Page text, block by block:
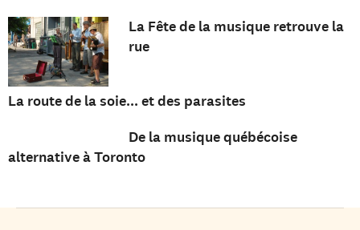
La Fête de la musique retrouve la
rue
La route de la soie... et des parasites
De la musique québécoise
alternative à Toronto